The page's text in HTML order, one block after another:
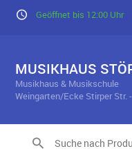
Geöffnet bis 12:00 Uhr
MUSIKHAUS
Musikhaus & Musikschule
Weingarten/Ecke Stirper Str.